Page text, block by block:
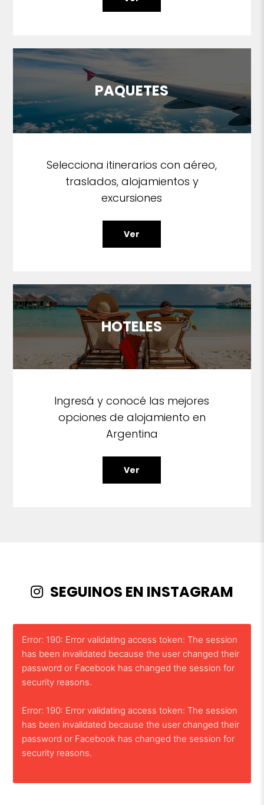
PAQUETES
Selecciona itinerarios con aéreo,
traslados, alojamientos y
excursiones
Ver
HOTELES
Ingresá y conocé las mejores
opciones de alojamiento en
Argentina
Ver
SEGUINOS EN INSTAGRAM
Error: 190: Error validating access token: The session
has been invalidated because the user changed their
password or Facebook has changed the session for
security reasons.
Error: 190: Error validating access token: The session
has been invalidated because the user changed their
password or Facebook has changed the session for
security reasons.